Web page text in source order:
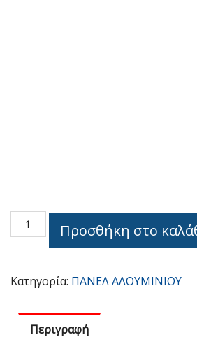
OPTIMUM
CNC
44-
ποσότητα
Προσθήκη στο
Κατηγορία: ΠΑΝΕΛ ΑΛΟΥΜΙΝΙΟΥ
Περιγραφή